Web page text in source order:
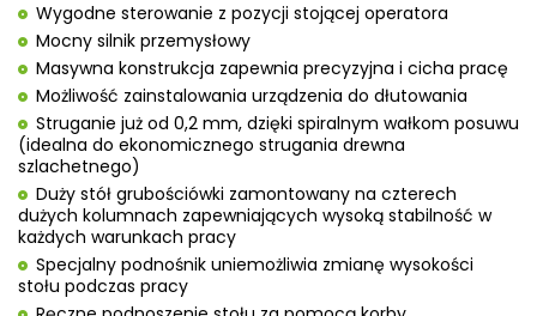
Wygodne sterowanie z pozycji stojącej operatora
Mocny silnik przemysłowy
Masywna konstrukcja zapewnia precyzyjna i cicha pracę
Możliwość zainstalowania urządzenia do dłutowania
Struganie już od 0,2 mm, dzięki spiralnym wałkom posuwu
(idealna do ekonomicznego strugania drewna
szlachetnego)
Duży stół grubościówki zamontowany na czterech
dużych kolumnach zapewniających wysoką stabilność w
każdych warunkach pracy
Specjalny podnośnik uniemożliwia zmianę wysokości
stołu podczas pracy